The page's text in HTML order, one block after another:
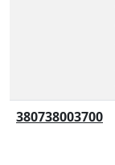
380738003700